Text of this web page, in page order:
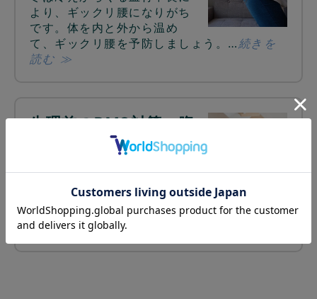
より、ギックリ腰になりがち
です。体を内と外から温め
て、ギックリ腰を予防しましょう。…続きを
読む ≫
生理前のPMS対策～腹
巻きで体を冷やさない
みの方、体は冷えていません
か？冷えを改善することで、PMSの症状も軽
減できるか…続きを読む ≫